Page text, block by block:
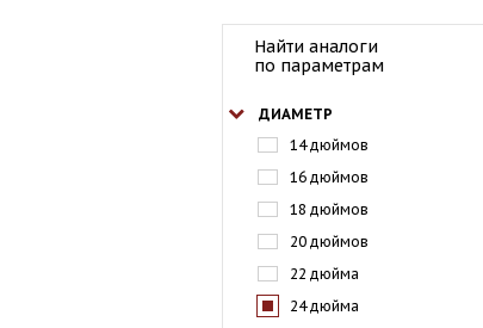
Найти аналоги
по параметрам
ДИАМЕТР
14 дюймов
16 дюймов
18 дюймов
20 дюймов
22 дюйма
24 дюйма